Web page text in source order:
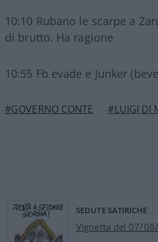
10:10 Rubano le scarpe a
di brutto. Ha ragione
10:55 Fb evade e Junker
#GOVERNO CONTE #LUIGI DI
SEDUTE SATIRICHE
Vignetta del 07/